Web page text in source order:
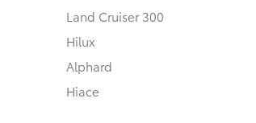
Land Cruiser 300
Hilux
Alphard
Hiace